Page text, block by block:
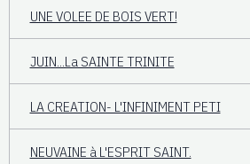
UNE VOLEE DE BOIS VERT!
JUIN...La SAINTE TRINITE
LA CREATION- L'INFINIMENT PETI
NEUVAINE à L'ESPRIT SAINT.